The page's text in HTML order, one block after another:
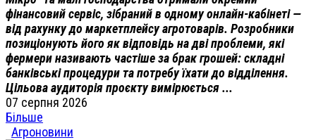
фінансовий сервіс, зібраний в одному онлайн-кабінеті —
від рахунку до маркетплейсу агротоварів. Розробники
позиціонують його як відповідь на дві проблеми, які
фермери називають частіше за брак грошей: складні
банківські процедури та потребу їхати до відділення.
Цільова аудиторія проєкту вимірюється ...
07 серпня 2026
Більше
Агроновини